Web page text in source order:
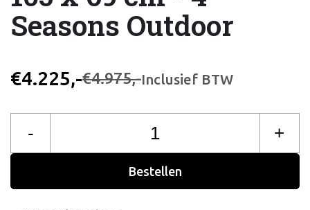
Seasons Outdoor
€4.225,-€4.975,-Inclusief BTW
- +
Bestellen